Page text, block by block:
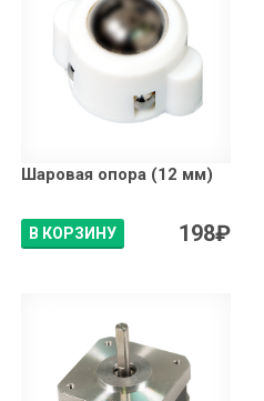
Шаровая опора (12 мм)
В КОРЗИНУ 198₽